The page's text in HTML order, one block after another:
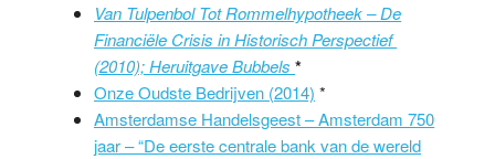
Van Tulpenbol Tot Rommelhypotheek – De
Financiële Crisis in Historisch Perspectief
(2010); Heruitgave Bubbels *
Onze Oudste Bedrijven (2014) *
Amsterdamse Handelsgeest – Amsterdam 750
jaar – “De eerste centrale bank van de wereld